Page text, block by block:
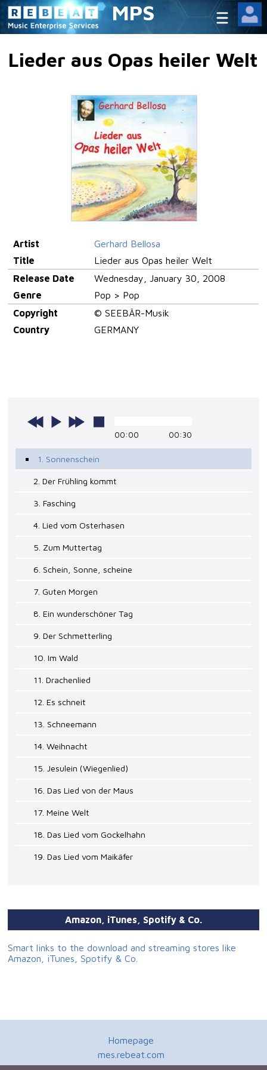
MPS
Lieder aus Opas heiler Welt
Artist
Gerhard Bellosa
Title
Lieder aus Opas heiler Welt
Release Date
Wednesday, January 30, 2008
Genre
Pop > Pop
Copyright
© SEEBÄR-Musik
Country
GERMANY
00:00 00:30
1. Sonnenschein
2. Der Frühling kommt
3. Fasching
4. Lied vom Osterhasen
5. Zum Muttertag
6. Schein, Sonne, scheine
7. Guten Morgen
8. Ein wunderschöner Tag
9. Der Schmetterling
10. Im Wald
11. Drachenlied
12. Es schneit
13. Schneemann
14. Weihnacht
15. Jesulein (Wiegenlied)
16. Das Lied von der Maus
17. Meine Welt
18. Das Lied vom Gockelhahn
19. Das Lied vom Maikäfer
Amazon, iTunes, Spotify & Co.
Smart links to the download and streaming stores like
Amazon, iTunes, Spotify & Co.
Homepage
mes.rebeat.com